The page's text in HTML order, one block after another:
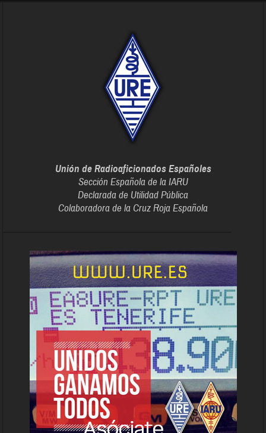
Unión de Radioaficionados Españoles
Sección Española de la IARU
Declarada de Utilidad Pública
Colaboradora de la Cruz Roja Española